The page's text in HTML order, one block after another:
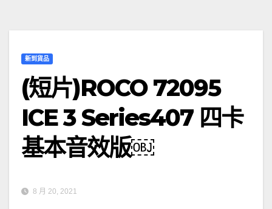
新到貨品
(短片)ROCO 72095
ICE 3 Series407 四卡
基本音效版￼
8 月 20, 2021